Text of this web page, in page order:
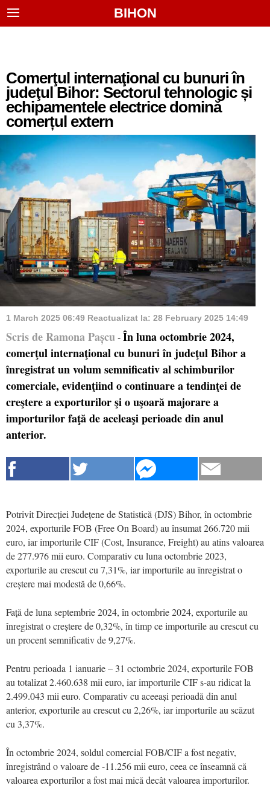
BIHON
Comerţul internaţional cu bunuri în
judeţul Bihor: Sectorul tehnologic și
echipamentele electrice domină
comerțul extern
1 March 2025 06:49 Reactualizat la: 28 February 2025 14:49
Scris de Ramona Pașcu - În luna octombrie 2024,
comerţul internaţional cu bunuri în judeţul Bihor a
înregistrat un volum semnificativ al schimburilor
comerciale, evidenţiind o continuare a tendinţei de
creştere a exporturilor şi o uşoară majorare a
importurilor faţă de aceleaşi perioade din anul
anterior.
Potrivit Direcției Județene de Statistică (DJS) Bihor, în octombrie
2024, exporturile FOB (Free On Board) au însumat 266.720 mii
euro, iar importurile CIF (Cost, Insurance, Freight) au atins valoarea
de 277.976 mii euro. Comparativ cu luna octombrie 2023,
exporturile au crescut cu 7,31%, iar importurile au înregistrat o
creștere mai modestă de 0,66%.
Față de luna septembrie 2024, în octombrie 2024, exporturile au
înregistrat o creștere de 0,32%, în timp ce importurile au crescut cu
un procent semnificativ de 9,27%.
Pentru perioada 1 ianuarie – 31 octombrie 2024, exporturile FOB
au totalizat 2.460.638 mii euro, iar importurile CIF s-au ridicat la
2.499.043 mii euro. Comparativ cu aceeași perioadă din anul
anterior, exporturile au crescut cu 2,26%, iar importurile au scăzut
cu 3,37%.
În octombrie 2024, soldul comercial FOB/CIF a fost negativ,
înregistrând o valoare de -11.256 mii euro, ceea ce înseamnă că
valoarea exporturilor a fost mai mică decât valoarea importurilor.